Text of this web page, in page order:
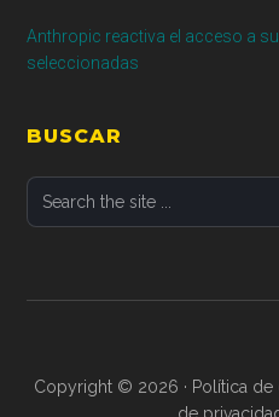
Anthropic reactiva el acceso a
seleccionadas
BUSCAR
Search
Copyright © 2026 · Política de